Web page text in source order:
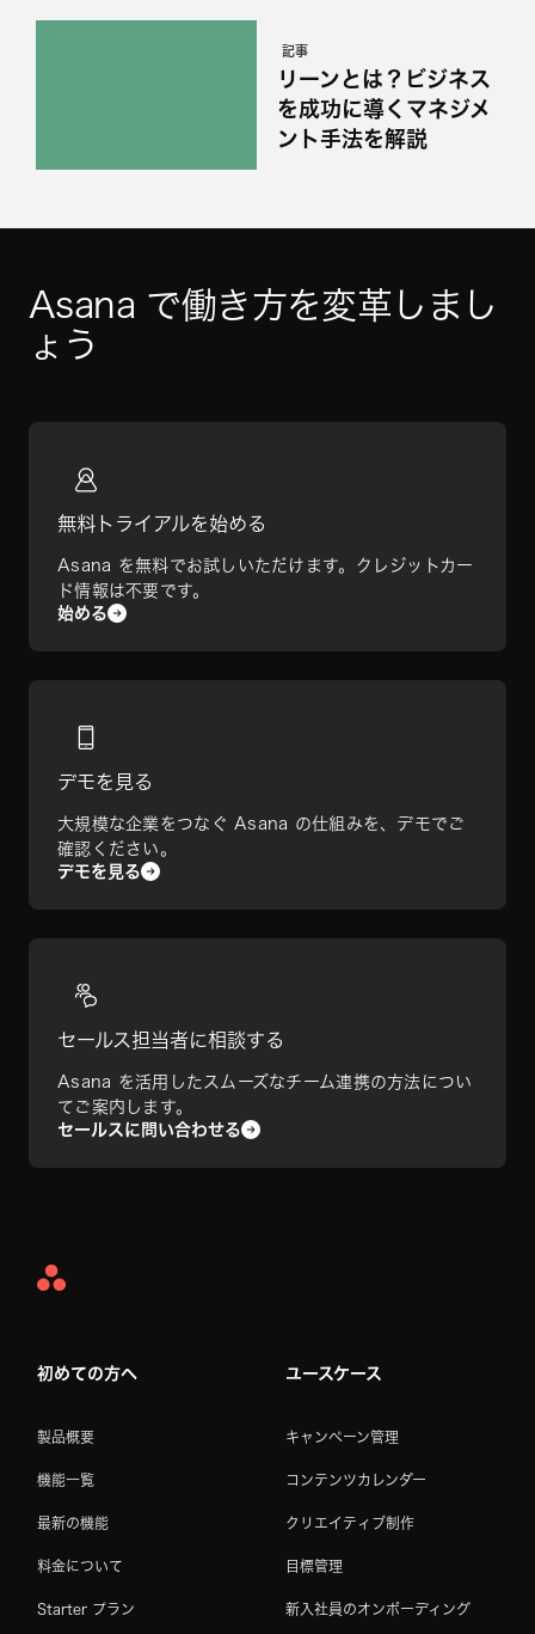
記事
リーンとは？ビジネス
を成功に導くマネジメ
ント手法を解説
Asana で働き方を変革しまし
ょう
無料トライアルを始める
Asana を無料でお試しいただけます。クレジットカー
ド情報は不要です。
始める
デモを見る
大規模な企業をつなぐ Asana の仕組みを、デモでご
確認ください。
デモを見る
セールス担当者に相談する
Asana を活用したスムーズなチーム連携の方法につい
てご案内します。
セールスに問い合わせる
Asana
初めての方へ
製品概要
機能一覧
最新の機能
料金について
Starter プラン
ユースケース
キャンペーン管理
コンテンツカレンダー
クリエイティブ制作
目標管理
新入社員のオンボーディング